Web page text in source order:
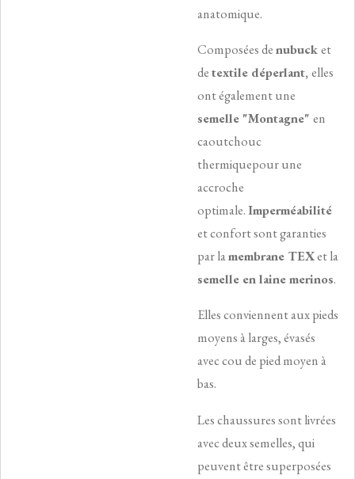
anatomique.
Composées denubucket
detextile déperlant, elles
ont également une
semelle "Montagne" en
caoutchouc
thermiquepour une
accroche
optimale.Imperméabilité
et confort sont garanties
par lamembrane TEXet la
semelle en laine merinos.
Elles conviennent aux pieds
moyens à larges, évasés
avec cou de pied moyen à
bas.
Les chaussures sont livrées
avec deux semelles, qui
peuvent être superposées